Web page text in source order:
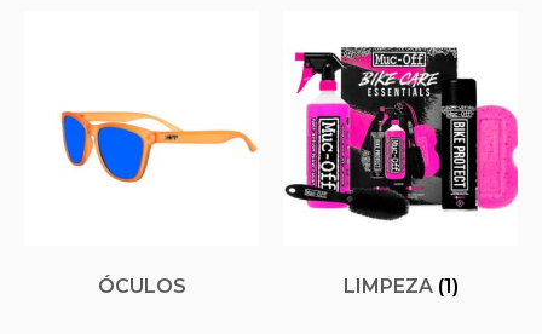
ÓCULOS LIMPEZA (1)